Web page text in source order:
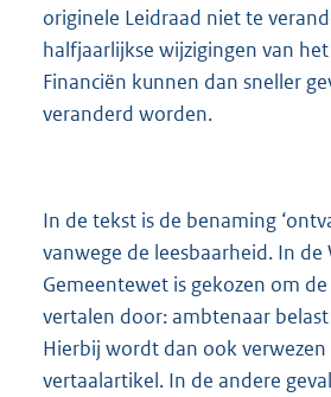
originele Leidraad niet te
halfjaarlijkse wijzigingen van
Financiën kunnen dan sneller
veranderd worden.
In de tekst is de benaming
vanwege de leesbaarheid. In de
Gemeentewet is gekozen om
vertalen door: ambtenaar
Hierbij wordt dan ook
vertaalartikel. In de andere